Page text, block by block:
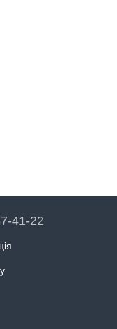
41-22